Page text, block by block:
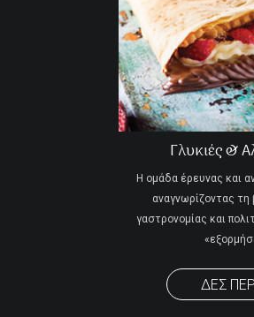
Γλυκιές &
Η ομάδα έρευνας και
αναγνωρίζοντας
γαστρονομίας και
ΔΕΣ